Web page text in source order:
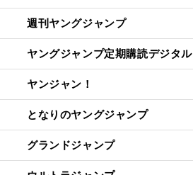
週刊ヤングジャンプ
ヤングジャンプ定期購読デジタル
ヤンジャン！
となりのヤングジャンプ
グランドジャンプ